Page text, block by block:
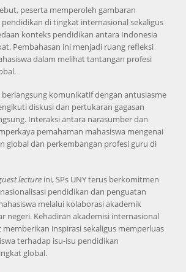
peserta memperoleh gambaran
di tingkat internasional sekaligus
konteks pendidikan antara Indonesia
Pembahasan ini menjadi ruang refleksi
dalam melihat tantangan profesi
berlangsung komunikatif dengan antusiasme
diskusi dan pertukaran gagasan
Interaksi antara narasumber dan
pemahaman mahasiswa mengenai
global dan perkembangan profesi guru di
lecture ini, SPs UNY terus berkomitmen
pendidikan dan penguatan
melalui kolaborasi akademik
negeri. Kehadiran akademisi internasional
inspirasi sekaligus memperluas
terhadap isu-isu pendidikan
global.